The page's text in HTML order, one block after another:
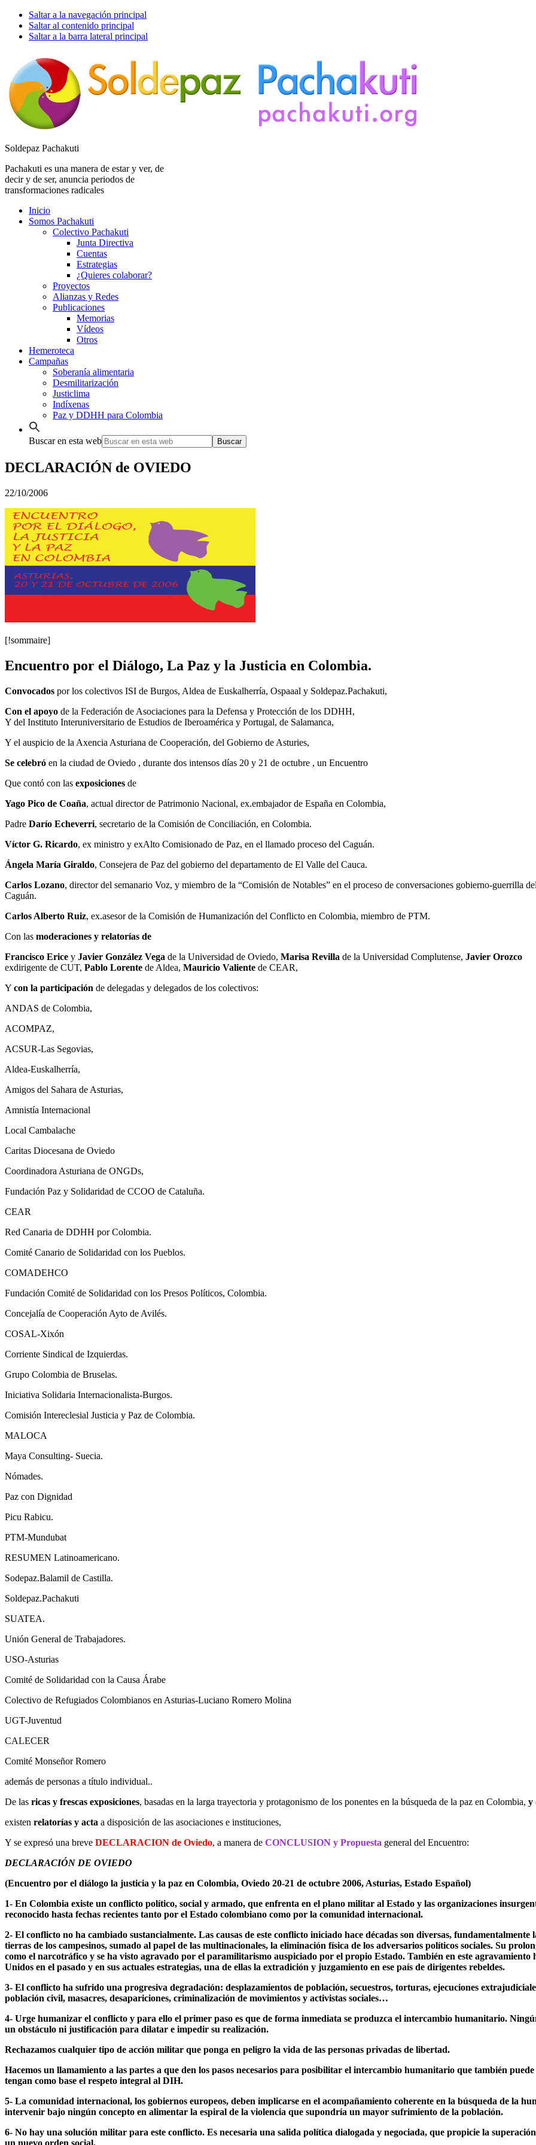
Saltar a la navegación principal
Saltar al contenido principal
Saltar a la barra lateral principal
Soldepaz Pachakuti
Pachakuti es una manera de estar y ver, de
decir y de ser, anuncia periodos de
transformaciones radicales
Inicio
Somos Pachakuti
Colectivo Pachakuti
Junta Directiva
Cuentas
Estrategias
¿Quieres colaborar?
Proyectos
Alianzas y Redes
Publicaciones
Memorias
Vídeos
Otros
Hemeroteca
Campañas
Soberanía alimentaria
Desmilitarización
Justiclima
Indíxenas
Paz y DDHH para Colombia
Buscar en esta web
DECLARACIÓN de OVIEDO
22/10/2006
[!sommaire]
Encuentro por el Diálogo, La Paz y la Justicia en Colombia.
Convocados por los colectivos ISI de Burgos, Aldea de Euskalherría, Ospaaal y Soldepaz.Pachakuti,
Con el apoyo de la Federación de Asociaciones para la Defensa y Protección de los DDHH,
Y del Instituto Interuniversitario de Estudios de Iberoamérica y Portugal, de Salamanca,
Y el auspicio de la Axencia Asturiana de Cooperación, del Gobierno de Asturies,
Se celebró en la ciudad de Oviedo , durante dos intensos días 20 y 21 de octubre , un Encuentro
Que contó con las exposiciones de
Yago Pico de Coaña, actual director de Patrimonio Nacional, ex.embajador de España en Colombia,
Padre Darío Echeverri, secretario de la Comisión de Conciliación, en Colombia.
Víctor G. Ricardo, ex ministro y exAlto Comisionado de Paz, en el llamado proceso del Caguán.
Ángela María Giraldo, Consejera de Paz del gobierno del departamento de El Valle del Cauca.
Carlos Lozano, director del semanario Voz, y miembro de la “Comisión de Notables” en el proceso de conversaciones gobierno-guerrilla
Caguán.
Carlos Alberto Ruiz, ex.asesor de la Comisión de Humanización del Conflicto en Colombia, miembro de PTM.
Con las moderaciones y relatorías de
Francisco Erice y Javier González Vega de la Universidad de Oviedo, Marisa Revilla de la Universidad Complutense, Javier Orozco
exdirigente de CUT, Pablo Lorente de Aldea, Mauricio Valiente de CEAR,
Y con la participación de delegadas y delegados de los colectivos:
ANDAS de Colombia,
ACOMPAZ,
ACSUR-Las Segovias,
Aldea-Euskalherría,
Amigos del Sahara de Asturias,
Amnistía Internacional
Local Cambalache
Caritas Diocesana de Oviedo
Coordinadora Asturiana de ONGDs,
Fundación Paz y Solidaridad de CCOO de Cataluña.
CEAR
Red Canaria de DDHH por Colombia.
Comité Canario de Solidaridad con los Pueblos.
COMADEHCO
Fundación Comité de Solidaridad con los Presos Políticos, Colombia.
Concejalía de Cooperación Ayto de Avilés.
COSAL-Xixón
Corriente Sindical de Izquierdas.
Grupo Colombia de Bruselas.
Iniciativa Solidaria Internacionalista-Burgos.
Comisión Intereclesial Justicia y Paz de Colombia.
MALOCA
Maya Consulting- Suecia.
Nómades.
Paz con Dignidad
Picu Rabicu.
PTM-Mundubat
RESUMEN Latinoamericano.
Sodepaz.Balamil de Castilla.
Soldepaz.Pachakuti
SUATEA.
Unión General de Trabajadores.
USO-Asturias
Comité de Solidaridad con la Causa Árabe
Colectivo de Refugiados Colombianos en Asturias-Luciano Romero Molina
UGT-Juventud
CALECER
Comité Monseñor Romero
además de personas a título individual..
De las ricas y frescas exposiciones, basadas en la larga trayectoria y protagonismo de los ponentes en la búsqueda de la paz en Colombia, y
existen relatorías y acta a disposición de las asociaciones e instituciones,
Y se expresó una breve DECLARACION de Oviedo, a manera de CONCLUSION y Propuesta general del Encuentro:
DECLARACIÓN DE OVIEDO
(Encuentro por el diálogo la justicia y la paz en Colombia, Oviedo 20-21 de octubre 2006, Asturias, Estado Español)
1- En Colombia existe un conflicto político, social y armado, que enfrenta en el plano militar al Estado y las organizaciones
reconocido hasta fechas recientes tanto por el Estado colombiano como por la comunidad internacional.
2- El conflicto no ha cambiado sustancialmente. Las causas de este conflicto iniciado hace décadas son diversas,
tierras de los campesinos, sumado al papel de las multinacionales, la eliminación física de los adversarios políticos sociales. Su
como el narcotráfico y se ha visto agravado por el paramilitarismo auspiciado por el propio Estado. También en este agravamiento
Unidos en el pasado y en sus actuales estrategias, una de ellas la extradición y juzgamiento en ese país de dirigentes rebeldes.
3- El conflicto ha sufrido una progresiva degradación: desplazamientos de población, secuestros, torturas, ejecuciones
población civil, masacres, desapariciones, criminalización de movimientos y activistas sociales…
4- Urge humanizar el conflicto y para ello el primer paso es que de forma inmediata se produzca el intercambio humanitario.
un obstáculo ni justificación para dilatar e impedir su realización.
Rechazamos cualquier tipo de acción militar que ponga en peligro la vida de las personas privadas de libertad.
Hacemos un llamamiento a las partes a que den los pasos necesarios para posibilitar el intercambio humanitario que también
tengan como base el respeto integral al DIH.
5- La comunidad internacional, los gobiernos europeos, deben implicarse en el acompañamiento coherente en la búsqueda de la
intervenir bajo ningún concepto en alimentar la espiral de la violencia que supondría un mayor sufrimiento de la población.
6- No hay una solución militar para este conflicto. Es necesaria una salida política dialogada y negociada, que propicie la
un nuevo orden social.